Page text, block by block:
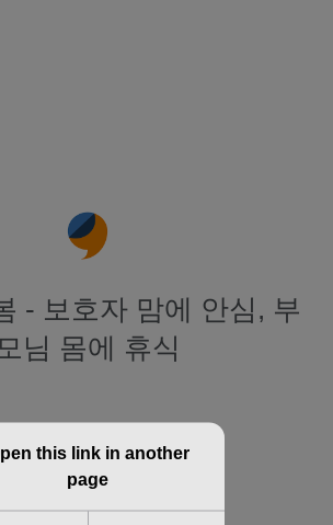
- 보호자 맘에 안심, 부
님 몸에 휴식